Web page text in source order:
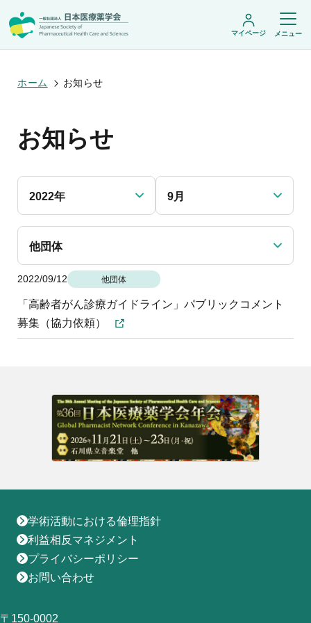
日本医療薬学会についてトップ
会頭挨拶
組織・名簿
規程・細則
情報公開
学会概要
薬剤師業務に関する情報提供
学術集会・セミナー
開催予定のイベント一覧
年会
薬物療法集中講義
がん専門薬剤師集中教育講座
がん専門薬剤師全体会議
症例関連セミナー
その他の主催イベント
共催・後援イベント
学術誌・書籍
医療薬学
出版書籍
医療薬学専門薬剤師制度
がん専門薬剤師制度
薬物療法専門薬剤師制度
地域薬学ケア専門薬剤師制度
調査研究・学会賞・海外研修
調査研究
学会賞
海外研修
他団体との連携協力
他団体との連携協力トップ
入会・各種手続き
English
マイページ メニュー
ホーム お知らせ
お知らせ
2022年 9月
他団体
2022/09/12 他団体
「高齢者がん診療ガイドライン」パブリックコメント
募集（協力依頼）
学術活動における倫理指針
利益相反マネジメント
プライバシーポリシー
お問い合わせ
〒150-0002